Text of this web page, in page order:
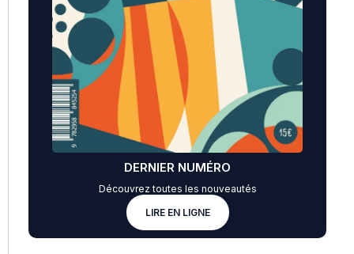
DERNIER NUMÉRO
Découvrez toutes les nouveautés
LIRE EN LIGNE